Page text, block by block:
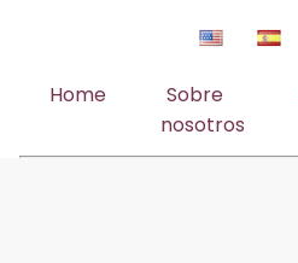
Home
Sobre
nosotros